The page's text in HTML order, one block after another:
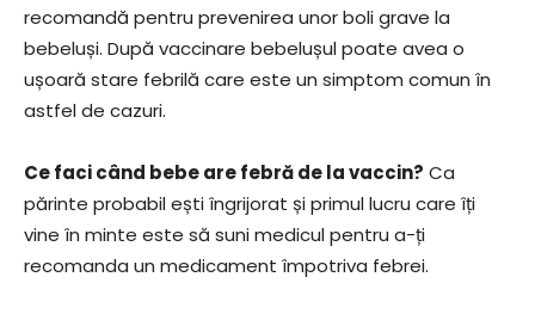
recomandă pentru prevenirea unor boli grave la
bebeluși. După vaccinare bebelușul poate avea o
ușoară stare febrilă care este un simptom comun în
astfel de cazuri.
Ce faci când bebe are febră de la vaccin? Ca
părinte probabil ești îngrijorat și primul lucru care îți
vine în minte este să suni medicul pentru a-ți
recomanda un medicament împotriva febrei.